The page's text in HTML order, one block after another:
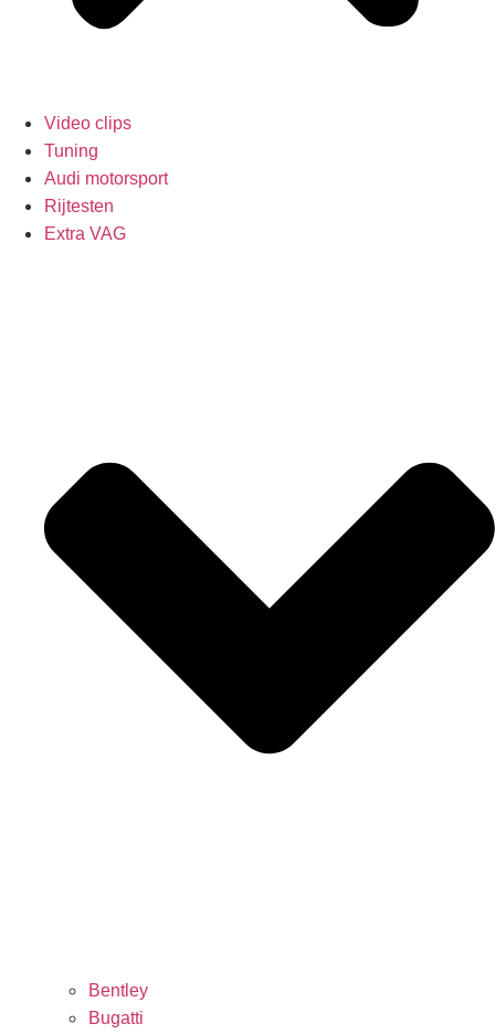
Video clips
Tuning
Audi motorsport
Rijtesten
Extra VAG
Bentley
Bugatti